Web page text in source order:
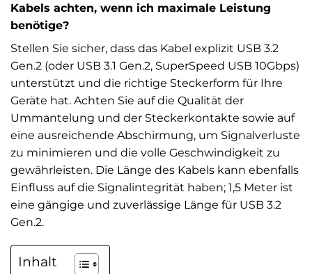
Kabels achten, wenn ich maximale Leistung
benötige?
Stellen Sie sicher, dass das Kabel explizit USB 3.2
Gen.2 (oder USB 3.1 Gen.2, SuperSpeed USB 10Gbps)
unterstützt und die richtige Steckerform für Ihre
Geräte hat. Achten Sie auf die Qualität der
Ummantelung und der Steckerkontakte sowie auf
eine ausreichende Abschirmung, um Signalverluste
zu minimieren und die volle Geschwindigkeit zu
gewährleisten. Die Länge des Kabels kann ebenfalls
Einfluss auf die Signalintegrität haben; 1,5 Meter ist
eine gängige und zuverlässige Länge für USB 3.2
Gen.2.
Inhalt